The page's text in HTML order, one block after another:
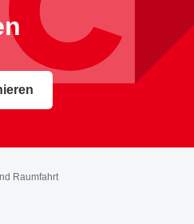
Raumfahrt